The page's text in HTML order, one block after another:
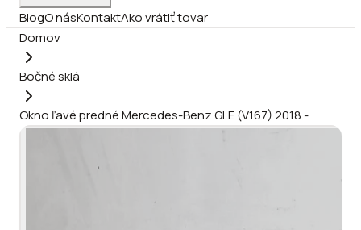
BlogO násKontaktAko vrátiť tovar
Domov
Bočné sklá
Okno ľavé predné Mercedes-Benz GLE (V167) 2018 -